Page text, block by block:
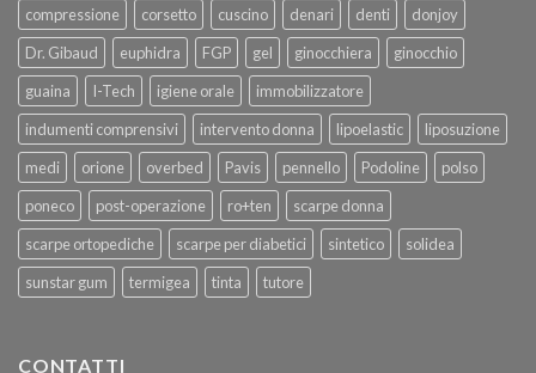
compressione
corsetto cuscino denari denti
donjoy
Dr. Gibaud
euphidra FGP gel ginocchiera
ginocchio
guaina
I-Tech igiene orale
immobilizzatore
indumenti comprensivi
intervento donna lipoelastic
liposuzione
medi
orione overbed Pavis pennello Podoline
polso
poneco
post-operazione ro+ten
scarpe donna
scarpe ortopediche
scarpe per diabetici sintetico
solidea
sunstar gum
termigea tinta tutore
CONTATTI